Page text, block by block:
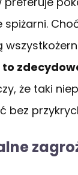
spiżarni.
że taki
bez